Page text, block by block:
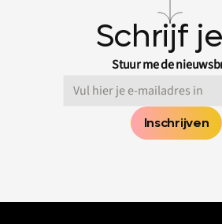
Schrijf
Stuur me de